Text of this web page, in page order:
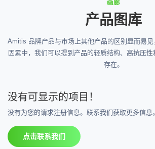
画廊
产品图库
Amitis 品牌产品与市场上其他产品的区别显而易
因素中，我们可以提到产品的轻质结构、高抗压
存在。
没有可显示的项目！
没有为您的请求注册信息。联系我们获取更多信息。
点击联系我们